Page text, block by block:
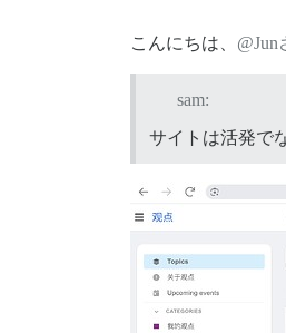
こんにちは、 @Jun
sam:
サイトは活発で